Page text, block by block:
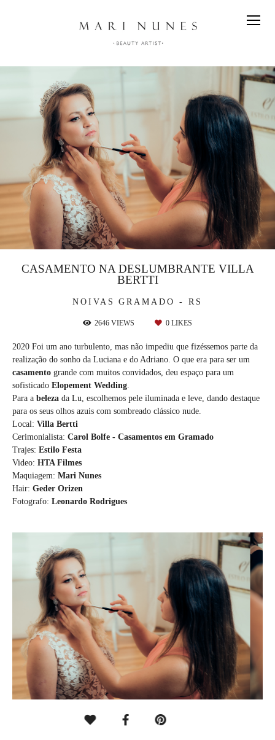
NOIVAS GRAMADO - RS
CASAMENTO NA DESLUMBRANTE VILLA
BERTTI
2646 VIEWS 0 LIKES
2020 Foi um ano turbulento, mas não impediu que fizéssemos parte da
realização do sonho da Luciana e do Adriano. O que era para ser um
casamento grande com muitos convidados, deu espaço para um
sofisticado Elopement Wedding.
Para a beleza da Lu, escolhemos pele iluminada e leve, dando destaque
para os seus olhos azuis com sombreado clássico nude.
Local: Villa Bertti
Cerimonialista: Carol Bolfe - Casamentos em Gramado
Trajes: Estilo Festa
Video: HTA Filmes
Maquiagem: Mari Nunes
Hair: Geder Orizen
Fotografo: Leonardo Rodrigues